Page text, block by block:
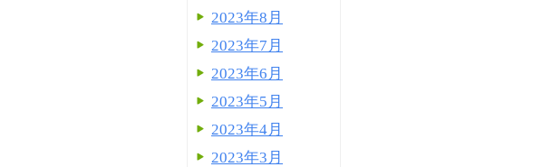
2023年8月
2023年7月
2023年6月
2023年5月
2023年4月
2023年3月